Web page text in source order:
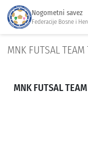
Nogometni savez
Federacije Bosne i
MNK FUTSAL
MNK FUTSAL